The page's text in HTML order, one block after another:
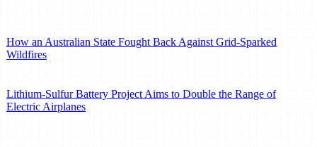
How an Australian State Fought Back Against Grid-Sparked
Wildfires
Lithium-Sulfur Battery Project Aims to Double the Range of
Electric Airplanes